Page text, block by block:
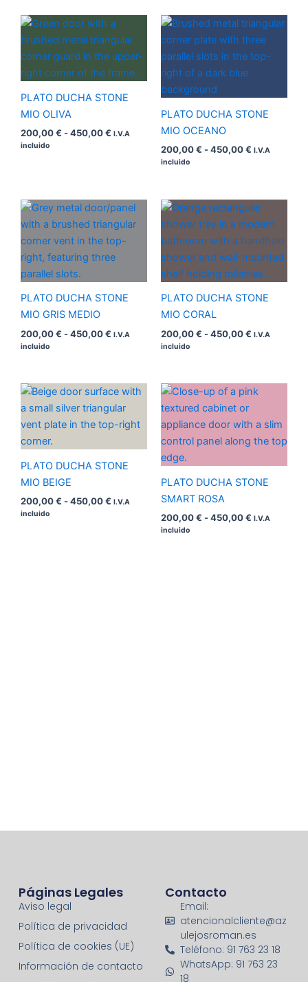
PLATO DUCHA STONE
MIO OLIVA
200,00€ -450,00€
Rango
precios:
desde
200,00 €
hasta
I.V.A
incluido
PLATO DUCHA STONE
MIO OCEANO
200,00€ -450,00€
Rango
precios:
desde
I.V.A
incluido
PLATO DUCHA STONE
MIO GRIS MEDIO
200,00€ -450,00€
Rango
de
precios:
desde
hasta
I.V.A
incluido
PLATO DUCHA STONE
MIO CORAL
200,00€ -450,00€
Rango
precios:
desde
200,00 €
hasta
450,00 €
I.V.A
incluido
PLATO DUCHA STONE
MIO BEIGE
200,00€ -450,00€
Rango
precios:
desde
hasta
I.V.A
incluido
PLATO DUCHA STONE
SMART ROSA
200,00€ -450,00€
Rango
desde
200,00 €
hasta
I.V.A
incluido
Páginas Legales
Aviso legal
Política de privacidad
Política de cookies (UE)
Información de contacto
Contacto
Email:
atencionalcliente@az
ulejosroman.es
Teléfono: 91 763 23 18
WhatsApp: 91 763 23
18